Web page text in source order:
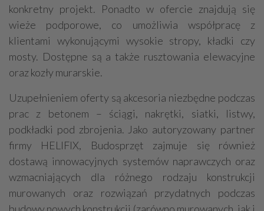
konkretny projekt. Ponadto w ofercie znajdują się
wieże podporowe, co umożliwia współpracę z
klientami wykonującymi wysokie stropy, kładki czy
mosty. Dostępne są a także rusztowania elewacyjne
oraz kozły murarskie.
Uzupełnieniem oferty są akcesoria niezbędne podczas
prac z betonem – ściągi, nakrętki, siatki, listwy,
podkładki pod zbrojenia. Jako autoryzowany partner
firmy HELIFIX, Budosprzęt zajmuje się również
dostawą innowacyjnych systemów naprawczych oraz
wzmacniających dla różnego rodzaju konstrukcji
murowanych oraz rozwiązań przydatnych podczas